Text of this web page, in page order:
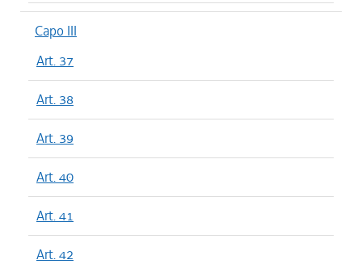
Capo III
Art. 37
Art. 38
Art. 39
Art. 40
Art. 41
Art. 42